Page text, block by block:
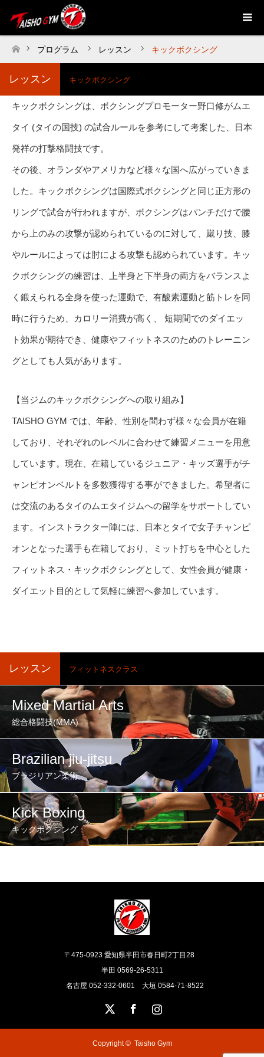
ホーム
プログラム レッスン キックボクシング
レッスン キックボクシング
キックボクシングは、ボクシングプロモーター野口修がムエ
タイ (タイの国技) の試合ルールを参考にして考案した、日本
発祥の打撃格闘技です。
その後、オランダやアメリカなど様々な国へ広がっていきま
した。キックボクシングは国際式ボクシングと同じ正方形の
リングで試合が行われますが、ボクシングはパンチだけで腰
から上のみの攻撃が認められているのに対して、蹴り技、膝
やルールによっては肘による攻撃も認められています。キッ
クボクシングの練習は、上半身と下半身の両方をバランスよ
く鍛えられる全身を使った運動で、有酸素運動と筋トレを同
時に行うため、カロリー消費が高く、 短期間でのダイエッ
ト効果が期待でき、健康やフィットネスのためのトレーニン
グとしても人気があります。
【当ジムのキックボクシングへの取り組み】
TAISHO GYM では、年齢、性別を問わず様々な会員が在籍
しており、それぞれのレベルに合わせて練習メニューを用意
しています。現在、在籍しているジュニア・キッズ選手がチ
ャンピオンベルトを多数獲得する事ができました。希望者に
は交流のあるタイのムエタイジムへの留学をサポートしてい
ます。インストラクター陣には、日本とタイで女子チャンピ
オンとなった選手も在籍しており、ミット打ちを中心とした
フィットネス・キックボクシングとして、女性会員が健康・
ダイエット目的として気軽に練習へ参加しています。
レッスン フィットネスクラス
Mixed Martial Arts
総合格闘技(MMA)
Brazilian jiu-jitsu
ブラジリアン柔術
Kick Boxing
キックボクシング
〒475-0923 愛知県半田市春日町2丁目28
半田 0569-26-5311
名古屋 052-332-0601 大垣 0584-71-8522
Instagram
Copyright © Taisho Gym